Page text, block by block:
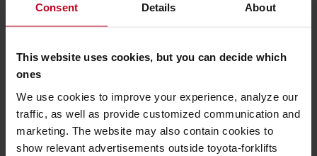
Consent Details About
This website uses cookies, but you can decide which
ones
We use cookies to improve your experience, analyze our
traffic, as well as provide customized communication and
marketing. The website may also contain cookies to
show relevant advertisements outside toyota-forklifts
Nagy szilárdságú, hajlított acél
Kis tömeg
Könnyű használat
Erős, masszív villacsúcsok